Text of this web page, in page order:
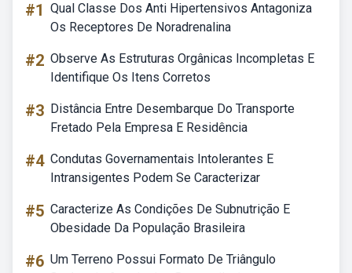
#1 Qual Classe Dos Anti Hipertensivos Antagoniza
Os Receptores De Noradrenalina
#2 Observe As Estruturas Orgânicas Incompletas E
Identifique Os Itens Corretos
#3 Distância Entre Desembarque Do Transporte
Fretado Pela Empresa E Residência
#4 Condutas Governamentais Intolerantes E
Intransigentes Podem Se Caracterizar
#5 Caracterize As Condições De Subnutrição E
Obesidade Da População Brasileira
#6 Um Terreno Possui Formato De Triângulo